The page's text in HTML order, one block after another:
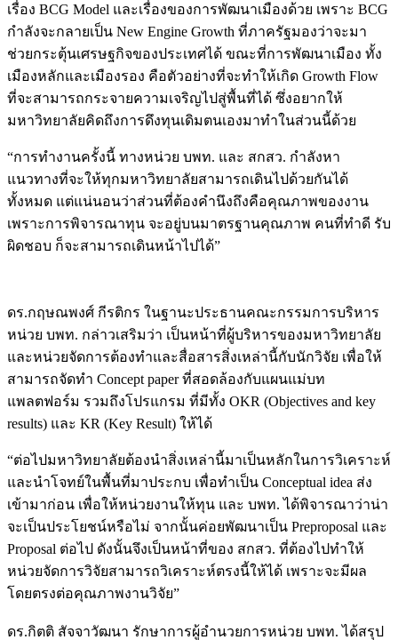
เรื่อง BCG Model และเรื่องของการพัฒนาเมืองด้วย เพราะ BCG
กำลังจะกลายเป็น New Engine Growth ที่ภาครัฐมองว่าจะมา
ช่วยกระตุ้นเศรษฐกิจของประเทศได้ ขณะที่การพัฒนาเมือง ทั้ง
เมืองหลักและเมืองรอง คือตัวอย่างที่จะทำให้เกิด Growth Flow
ที่จะสามารถกระจายความเจริญไปสู่พื้นที่ได้ ซึ่งอยากให้
มหาวิทยาลัยคิดถึงการดึงทุนเดิมตนเองมาทำในส่วนนี้ด้วย
“การทำงานครั้งนี้ ทางหน่วย บพท. และ สกสว. กำลังหา
แนวทางที่จะให้ทุกมหาวิทยาลัยสามารถเดินไปด้วยกันได้
ทั้งหมด แต่แน่นอนว่าส่วนที่ต้องคำนึงถึงคือคุณภาพของงาน
เพราะการพิจารณาทุน จะอยู่บนมาตรฐานคุณภาพ คนที่ทำดี รับ
ผิดชอบ ก็จะสามารถเดินหน้าไปได้”
ดร.กฤษณพงศ์ กีรติกร ในฐานะประธานคณะกรรมการบริหาร
หน่วย บพท. กล่าวเสริมว่า เป็นหน้าที่ผู้บริหารของมหาวิทยาลัย
และหน่วยจัดการต้องทำและสื่อสารสิ่งเหล่านี้กับนักวิจัย เพื่อให้
สามารถจัดทำ Concept paper ที่สอดล้องกับแผนแม่บท
แพลตฟอร์ม รวมถึงโปรแกรม ที่มีทั้ง OKR (Objectives and key
results) และ KR (Key Result) ให้ได้
“ต่อไปมหาวิทยาลัยต้องนำสิ่งเหล่านี้มาเป็นหลักในการวิเคราะห์
และนำโจทย์ในพื้นที่มาประกบ เพื่อทำเป็น Conceptual idea ส่ง
เข้ามาก่อน เพื่อให้หน่วยงานให้ทุน และ บพท. ได้พิจารณาว่าน่า
จะเป็นประโยชน์หรือไม่ จากนั้นค่อยพัฒนาเป็น Preproposal และ
Proposal ต่อไป ดังนั้นจึงเป็นหน้าที่ของ สกสว. ที่ต้องไปทำให้
หน่วยจัดการวิจัยสามารถวิเคราะห์ตรงนี้ให้ได้ เพราะจะมีผล
โดยตรงต่อคุณภาพงานวิจัย”
ดร.กิตติ สัจจาวัฒนา รักษาการผู้อำนวยการหน่วย บพท. ได้สรุป